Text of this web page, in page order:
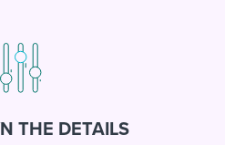
THE DETAILS